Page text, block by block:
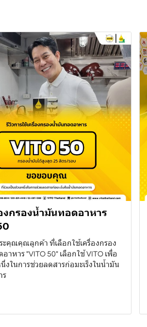
งกรองน้ำมันทอดอาหาร
คุณคุณลูกค้า ที่เลือกใช้เครื่องกรอง
าหาร "VITO 50" เลือกใช้ VITO เพื่อ
งในการช่วยลดสารก่อมะเร็งในน้ำมัน
ร